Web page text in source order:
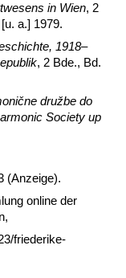
in Wien, 2
a.] 1979.
1918–
, 2 Bde., Bd.
družbe do
Society up
(Anzeige).
online der
friederike-